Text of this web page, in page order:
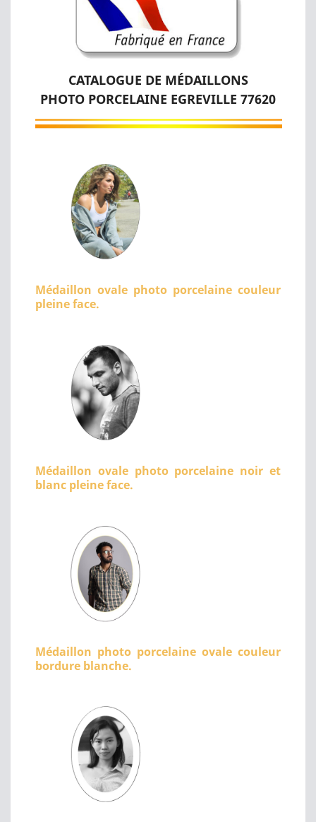
CATALOGUE DE MÉDAILLONS
PHOTO PORCELAINE EGREVILLE 77620
Médaillon ovale photo porcelaine couleur
pleine face.
Médaillon ovale photo porcelaine noir et
blanc pleine face.
Médaillon photo porcelaine ovale couleur
bordure blanche.